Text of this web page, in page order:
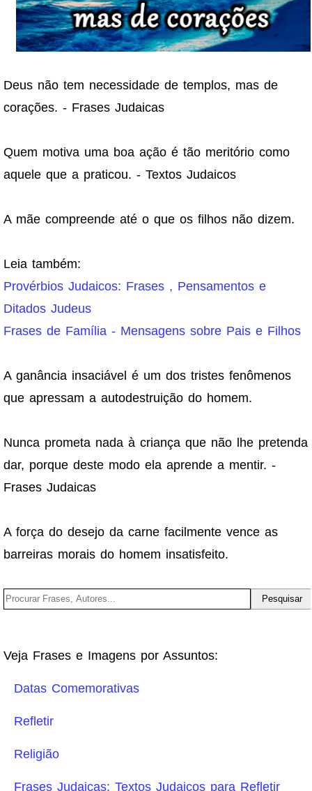
Deus não tem necessidade de templos, mas de
corações. - Frases Judaicas
Quem motiva uma boa ação é tão meritório como
aquele que a praticou. - Textos Judaicos
A mãe compreende até o que os filhos não dizem.
Leia também:
Provérbios Judaicos: Frases , Pensamentos e
Ditados Judeus
Frases de Família - Mensagens sobre Pais e Filhos
A ganância insaciável é um dos tristes fenômenos
que apressam a autodestruição do homem.
Nunca prometa nada à criança que não lhe pretenda
dar, porque deste modo ela aprende a mentir. -
Frases Judaicas
A força do desejo da carne facilmente vence as
barreiras morais do homem insatisfeito.
Veja Frases e Imagens por Assuntos:
Datas Comemorativas
Refletir
Religião
Frases Judaicas: Textos Judaicos para Refletir